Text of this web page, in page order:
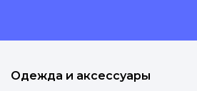
Одежда и аксессуары